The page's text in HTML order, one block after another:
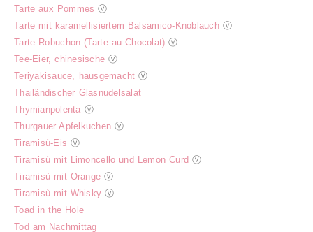
Tarte aux Pommes ⓥ
Tarte mit karamellisiertem Balsamico-Knoblauchⓥ
Tarte Robuchon (Tarte au Chocolat) ⓥ
Tee-Eier, chinesische ⓥ
Teriyakisauce, hausgemacht ⓥ
Thailändischer Glasnudelsalat
Thymianpolenta ⓥ
Thurgauer Apfelkuchen ⓥ
Tiramisù-Eis ⓥ
Tiramisù mit Limoncello und Lemon Curd ⓥ
Tiramisù mit Orange ⓥ
Tiramisù mit Whisky ⓥ
Toad in the Hole
Tod am Nachmittag